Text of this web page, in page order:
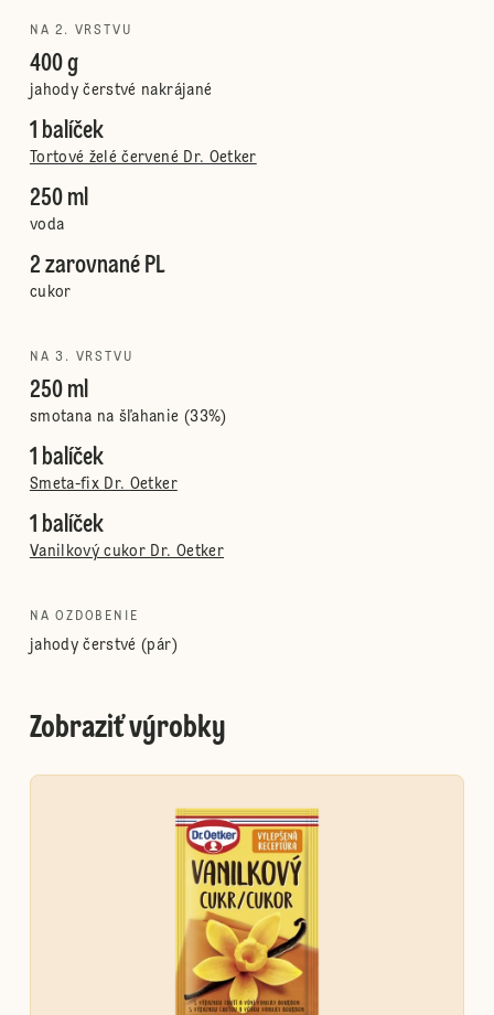
NA 2. VRSTVU
400 g
jahody čerstvé nakrájané
1 balíček
Tortové želé červené Dr. Oetker
250 ml
voda
2 zarovnané PL
cukor
NA 3. VRSTVU
250 ml
smotana na šľahanie (33%)
1 balíček
Smeta-fix Dr. Oetker
1 balíček
Vanilkový cukor Dr. Oetker
NA OZDOBENIE
jahody čerstvé (pár)
Zobraziť výrobky